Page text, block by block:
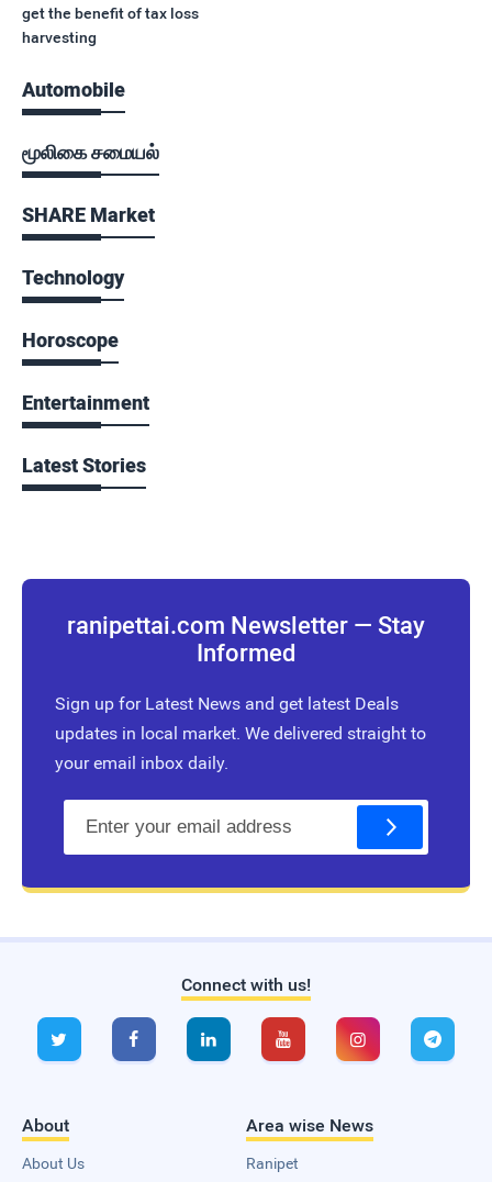
get the benefit of tax loss
harvesting
Automobile
மூலிகை சமையல்
SHARE Market
Technology
Horoscope
Entertainment
Latest Stories
ranipettai.com Newsletter — Stay
Informed
Sign up for Latest News and get latest Deals
updates in local market. We delivered straight to
your email inbox daily.
l
Live Traffic Feed
A visitor from Delhi
viewed
Ranipettai.com | Ranipettai's Largest…
hrs 13 mins ago
viewed
"அரக்கோணம்: `ரூட் தல’ பிரச்னையில்…
16
hrs 5 mins ago
Connect with us!
     
About
About Us
Area wise News
Ranipet